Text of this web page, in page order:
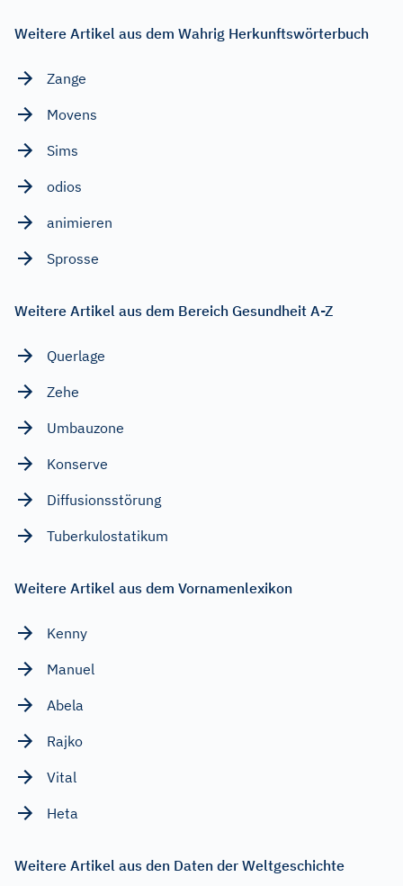
Weitere Artikel aus dem Wahrig Herkunftswörterbuch
Zange
Movens
Sims
odios
animieren
Sprosse
Weitere Artikel aus dem Bereich Gesundheit A-Z
Querlage
Zehe
Umbauzone
Konserve
Diffusionsstörung
Tuberkulostatikum
Weitere Artikel aus dem Vornamenlexikon
Kenny
Manuel
Abela
Rajko
Vital
Heta
Weitere Artikel aus den Daten der Weltgeschichte